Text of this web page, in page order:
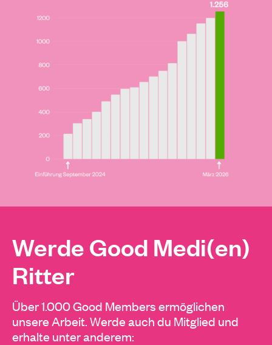
Werde Good Medi(en)
Ritter
Über 1.000 Good Members ermöglichen
unsere Arbeit. Werde auch du Mitglied und
erhalte unter anderem: